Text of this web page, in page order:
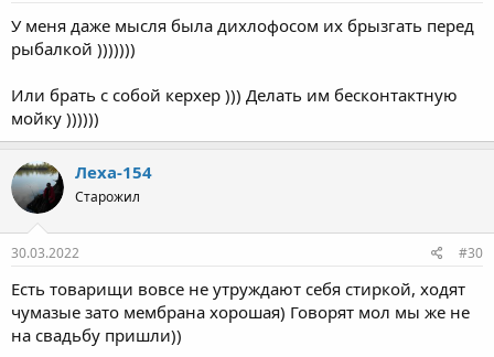
У меня даже мысля была дихлофосом их брызгать перед
рыбалкой )))))))
Или брать с собой керхер ))) Делать им бесконтактную
мойку ))))))
Леха-154
Старожил
30.03.2022 #30
Есть товарищи вовсе не утруждают себя стиркой, ходят
чумазые зато мембрана хорошая) Говорят мол мы же не
на свадьбу пришли))